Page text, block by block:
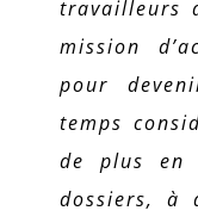
travailleurs
mission
pour
temps
de plus en
dossiers, à